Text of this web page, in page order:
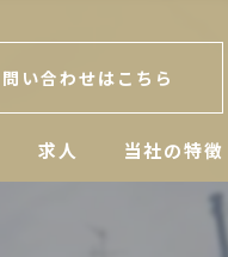
い合わせはこちら
求人 当社の特徴